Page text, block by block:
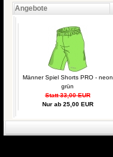
Angebote
Männer Spiel Shorts PRO - neon
grün
Statt 33,00 EUR
Nur ab 25,00 EUR